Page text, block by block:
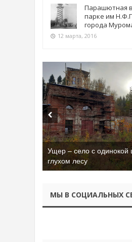
Парашютная
парке им
города
12 марта, 2016
Ущер – село с одинокой
глухом лесу
МЫ В СОЦИАЛЬНЫХ